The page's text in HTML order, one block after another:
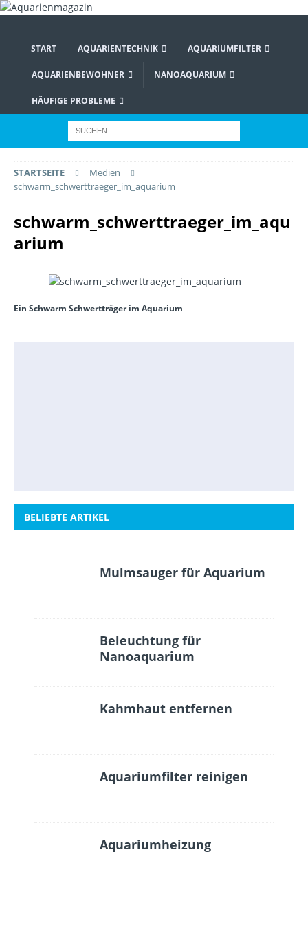
START AQUARIENTECHNIK AQUARIUMFILTER
AQUARIENBEWOHNER NANOAQUARIUM
HÄUFIGE PROBLEME
STARTSEITE
Medien
schwarm_schwerttraeger_im_aquarium
schwarm_schwerttraeger_im_aqu
arium
Ein Schwarm Schwertträger im Aquarium
BELIEBTE ARTIKEL
Mulmsauger für Aquarium
Beleuchtung für
Nanoaquarium
Kahmhaut entfernen
Aquariumfilter reinigen
Aquariumheizung